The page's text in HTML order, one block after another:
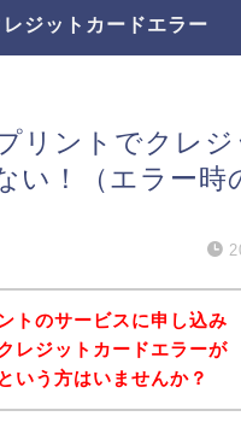
レジットカードエラー
リントでクレジ
い！（エラー時
トのサービスに申し込み
レジットカードエラーが
いう方はいませんか？